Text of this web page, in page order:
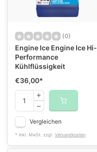
(0)
Engine Ice Engine Ice Hi-
Performance
Kühlflüssigkeit
€36,00*
Vergleichen
* Inkl. MwSt. zzgl. Versandkosten